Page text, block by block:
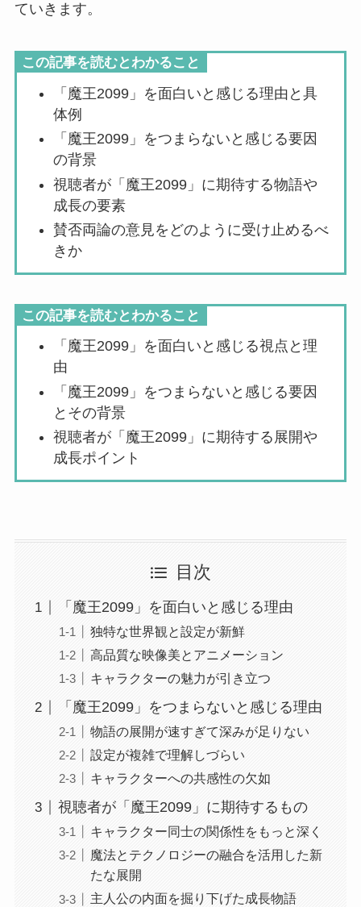
ていきます。
この記事を読むとわかること
「魔王2099」を面白いと感じる理由と具
体例
「魔王2099」をつまらないと感じる要因
の背景
視聴者が「魔王2099」に期待する物語や
成長の要素
賛否両論の意見をどのように受け止めるべ
きか
この記事を読むとわかること
「魔王2099」を面白いと感じる視点と理
由
「魔王2099」をつまらないと感じる要因
とその背景
視聴者が「魔王2099」に期待する展開や
成長ポイント
目次
「魔王2099」を面白いと感じる理由
独特な世界観と設定が新鮮
高品質な映像美とアニメーション
キャラクターの魅力が引き立つ
「魔王2099」をつまらないと感じる理由
物語の展開が速すぎて深みが足りない
設定が複雑で理解しづらい
キャラクターへの共感性の欠如
視聴者が「魔王2099」に期待するもの
キャラクター同士の関係性をもっと深く
魔法とテクノロジーの融合を活用した新
たな展開
主人公の内面を掘り下げた成長物語